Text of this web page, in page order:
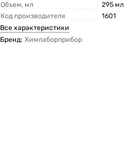
Объем, мл
295 мл
Код производителя
1601
Все характеристики
Бренд: Химлаборприбор